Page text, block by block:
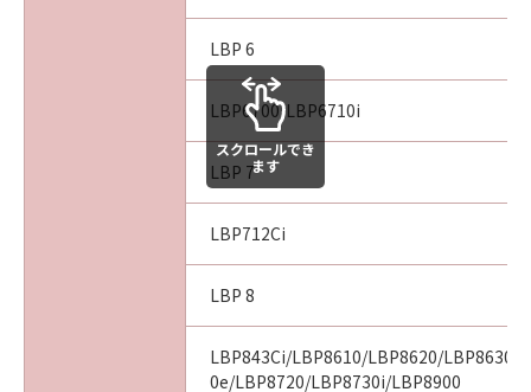
LBP 6
LBP6700/LBP6710i
LBP 7
LBP712Ci
LBP 8
LBP843Ci/LBP8610/LBP8620/LBP8630/
0e/LBP8720/LBP8730i/LBP8900
スクロールでき
ます